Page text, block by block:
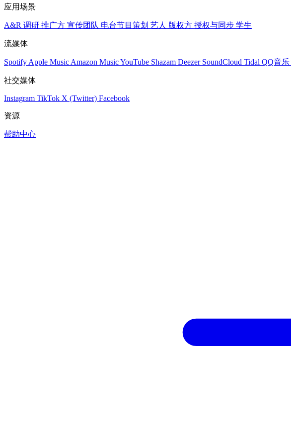
应用场景
A&R 调研 推广方 宣传团队 电台节目策划 艺人 版权方 授权与同步 学生
流媒体
Spotify Apple Music Amazon MusicYouTube Shazam Deezer SoundCloud Tidal QQ音乐
社交媒体
Instagram TikTok X (Twitter) Facebook
资源
帮助中心